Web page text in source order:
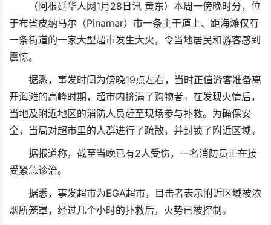
（阿根廷华人网1月28日讯 黄东）本周一傍晚时分，位
于布省皮纳马尔（Pinamar）市一条主干道上、距海滩仅有
一条街道的一家大型超市发生大火，令当地居民和游客感到
震惊。
据悉，事发时间为傍晚19点左右，当时正值游客准备离
开海滩的高峰时期，超市内挤满了购物者。在发现火情后，
当地及附近地区的消防人员赶至现场参与扑救。为确保安
全，当局对超市里的人群进行了疏散，并封锁了附近区域。
据报道称，截至当晚已有2人受伤，一名消防员正在接
受紧急诊治。
据悉，事发超市为EGA超市，目击者表示附近区域被浓
烟所笼罩，经过几个小时的扑救后，火势已被控制。